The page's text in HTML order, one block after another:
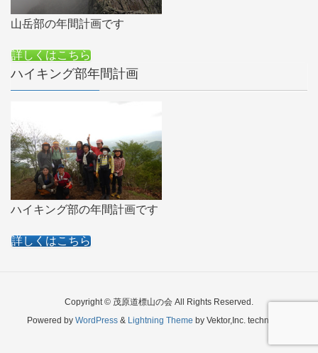
山岳部の年間計画です
詳しくはこちら
ハイキング部年間計画
ハイキング部の年間計画です
詳しくはこちら
Copyright © 茂原道標山の会 All Rights Reserved.
Powered by WordPress& Lightning Theme by Vektor,Inc. technology.